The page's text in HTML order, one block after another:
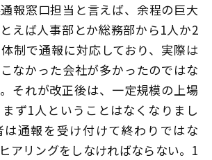
通報窓口担当と言えば、余程の巨大
えば人事部とか総務部から1人か2
制で通報に対応しており、実際は
なかった会社が多かったのではな
それが改正後は、一定規模の上場
ず1人ということはなくなりまし
通報を受け付けて終わりではな
アリングをしなければならない。1